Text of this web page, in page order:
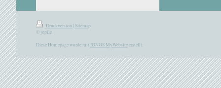
Druckversion Sitemap
© jopile
Diese Homepage wurde mit IONOS MyWebsiteerstellt.